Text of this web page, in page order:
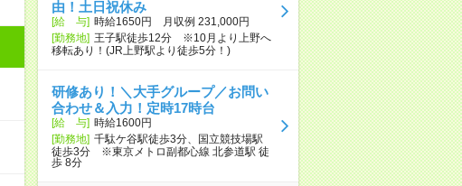
由！土日祝休み
[給 与] 時給1650円 月収例 231,000円
[勤務地] 王子駅徒歩12分 ※10月より上野へ
移転あり！(JR上野駅より徒歩5分！)
研修あり！＼大手グループ／お問い
合わせ＆入力！定時17時台
[給 与] 時給1600円
[勤務地] 千駄ケ谷駅徒歩3分、国立競技場駅
徒歩3分 ※東京メトロ副都心線 北参道駅 徒
歩 8分